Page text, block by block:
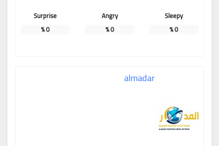
Sleepy
0
%
Angry
0
%
Surprise
0
%
almadar